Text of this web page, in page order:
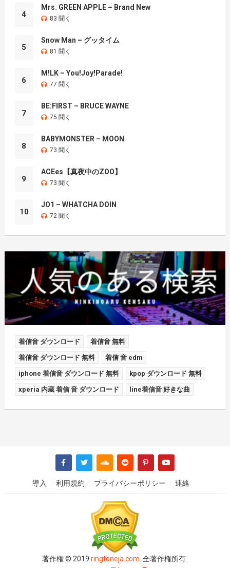
4
Mrs. GREEN APPLE – Brand New
83 聞く
5
Snow Man – グッタイム
81 聞く
6
M!LK – You!Joy!Parade!
77 聞く
7
BE:FIRST – BRUCE WAYNE
75 聞く
8
BABYMONSTER – MOON
73 聞く
9
ACEes【真夜中のZOO】
73 聞く
10
JO1 – WHATCHA DOIN
72 聞く
着信音 ダウンロード 着信音 無料
着信音 ダウンロード 無料 着信 音 edm
iphone 着信音 ダウンロード 無料 kpop ダウンロード 無料
xperia 内蔵 着信 音 ダウンロード line着信音 好きな曲
導入 利用規約 プライバシーポリシー 連絡
著作権 © 2019ringtoneja.com . 全著作権所有.